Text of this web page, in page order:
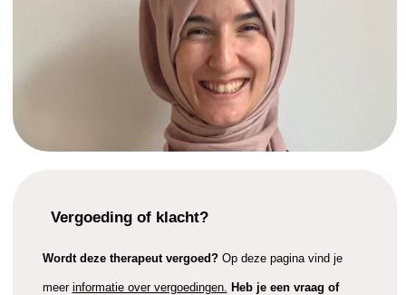
Vergoeding of klacht?
Wordt deze therapeut vergoed?Op deze pagina vind je
meer informatie over vergoedingen. Heb je een vraag of